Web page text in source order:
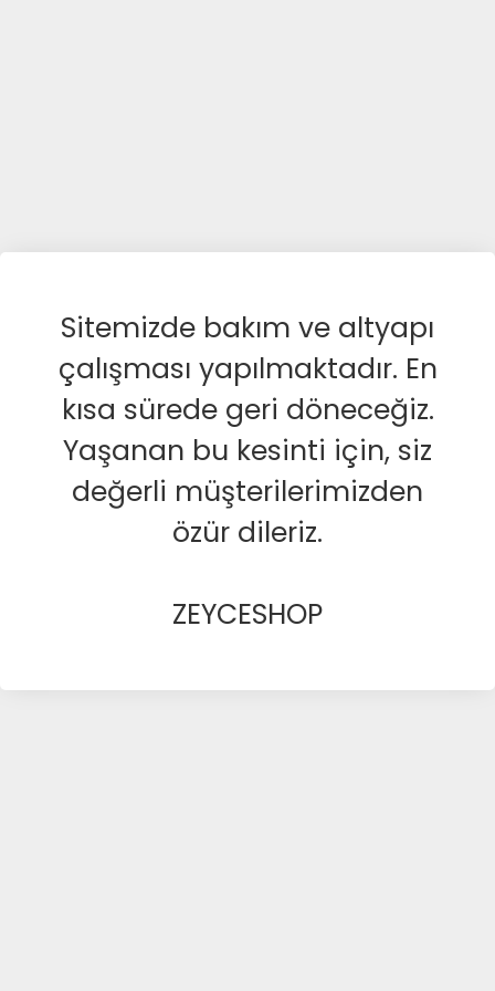
Sitemizde bakım ve altyapı
çalışması yapılmaktadır. En
kısa sürede geri döneceğiz.
Yaşanan bu kesinti için, siz
değerli müşterilerimizden
özür dileriz.
ZEYCESHOP